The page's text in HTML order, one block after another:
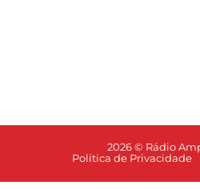
2026 © Rádio
Política de Privacidade